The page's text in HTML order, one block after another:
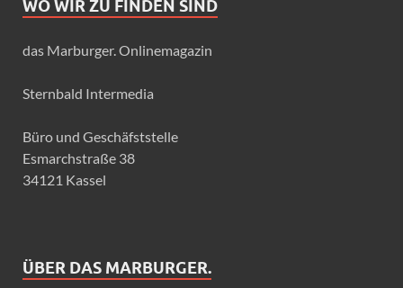
WO WIR ZU FINDEN SIND
das Marburger. Onlinemagazin
Sternbald Intermedia
Büro und Geschäfststelle
Esmarchstraße 38
34121 Kassel
ÜBER DAS MARBURGER.